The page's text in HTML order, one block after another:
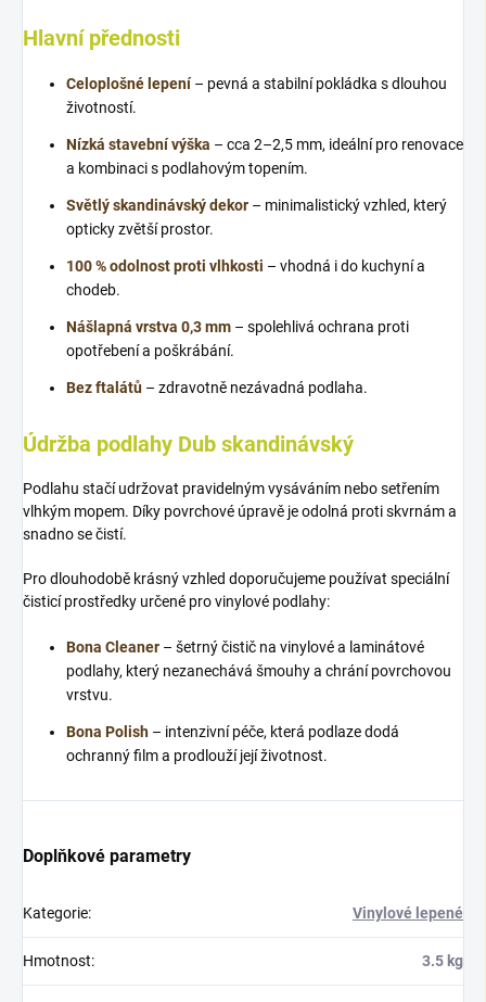
Hlavní přednosti
Celoplošné lepení– pevná a stabilní pokládka s dlouhou
životností.
Nízká stavební výška – cca 2–2,5 mm, ideální pro renovace
a kombinaci s podlahovým topením.
Světlý skandinávský dekor – minimalistický vzhled, který
opticky zvětší prostor.
100 % odolnost proti vlhkosti – vhodná i do kuchyní a
chodeb.
Nášlapná vrstva 0,3 mm – spolehlivá ochrana proti
opotřebení a poškrábání.
Bez ftalátů – zdravotně nezávadná podlaha.
Údržba podlahy Dub skandinávský
Podlahu stačí udržovat pravidelným vysáváním nebo setřením
vlhkým mopem. Díky povrchové úpravě je odolná proti skvrnám a
snadno se čistí.
Pro dlouhodobě krásný vzhled doporučujeme používat speciální
čisticí prostředky určené pro vinylové podlahy:
Bona Cleaner – šetrný čistič na vinylové a laminátové
podlahy, který nezanechává šmouhy a chrání povrchovou
vrstvu.
Bona Polish – intenzivní péče, která podlaze dodá
ochranný film a prodlouží její životnost.
Doplňkové parametry
Kategorie: Vinylové lepené
Hmotnost: 3.5 kg